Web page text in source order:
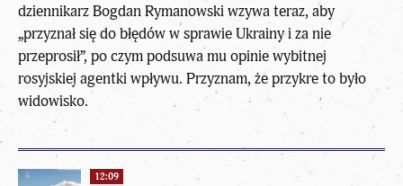
12:09
dziennikarz Bogdan Rymanowski wzywa teraz, aby
„przyznał się do błędów w sprawie Ukrainy i za nie
przeprosił”, po czym podsuwa mu opinie wybitnej
rosyjskiej agentki wpływu. Przyznam, że przykre to było
widowisko.